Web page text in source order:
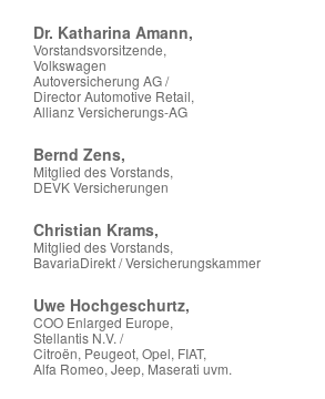
Dr. Katharina Amann,
Vorstandsvorsitzende,
Volkswagen
Autoversicherung AG /
Director Automotive Retail,
Allianz Versicherungs-AG
Bernd Zens,
Mitglied des Vorstands,
DEVK Versicherungen
Christian Krams,
Mitglied des Vorstands,
BavariaDirekt / Versicherungskammer
Uwe Hochgeschurtz,
COO Enlarged Europe,
Stellantis N.V. /
Citroën, Peugeot, Opel, FIAT,
Alfa Romeo, Jeep, Maserati uvm.